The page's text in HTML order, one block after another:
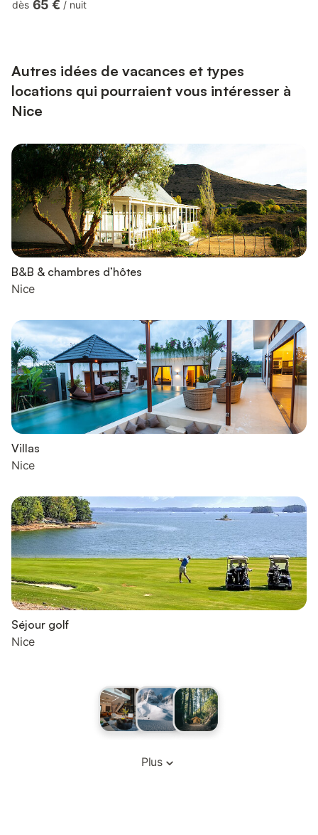
coin salon, d'un espace repas, d'une cuisine entièrement
n'a...
dès 65 € / nuit
Autres idées de vacances et types
locations qui pourraient vous intéresser à
Nice
B&B & chambres d’hôtes
Nice
Villas
Nice
Séjour golf
Nice
Plus